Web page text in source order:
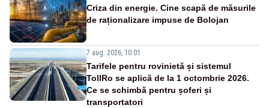
Criza din energie. Cine scapă de măsurile
de raționalizare impuse de Bolojan
7 aug. 2026, 10:01
Tarifele pentru rovinietă și sistemul
TollRo se aplică de la 1 octombrie 2026.
Ce se schimbă pentru șoferi și
transportatori